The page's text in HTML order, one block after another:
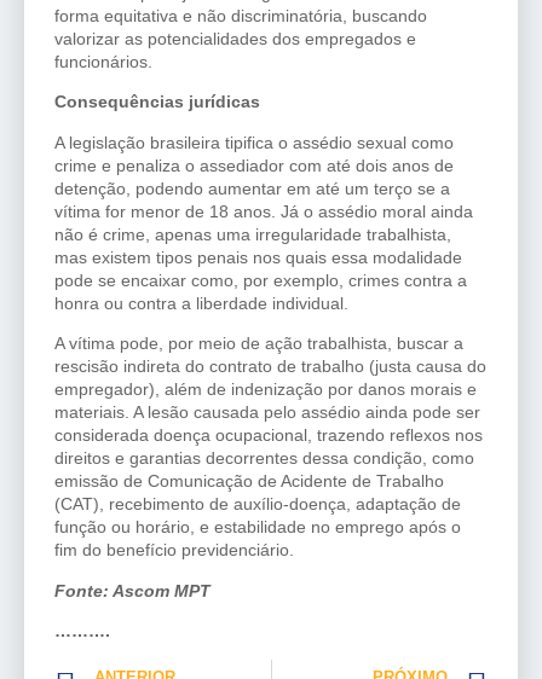
forma equitativa e não discriminatória, buscando
valorizar as potencialidades dos empregados e
funcionários.
Consequências jurídicas
A legislação brasileira tipifica o assédio sexual como
crime e penaliza o assediador com até dois anos de
detenção, podendo aumentar em até um terço se a
vítima for menor de 18 anos. Já o assédio moral ainda
não é crime, apenas uma irregularidade trabalhista,
mas existem tipos penais nos quais essa modalidade
pode se encaixar como, por exemplo, crimes contra a
honra ou contra a liberdade individual.
A vítima pode, por meio de ação trabalhista, buscar a
rescisão indireta do contrato de trabalho (justa causa do
empregador), além de indenização por danos morais e
materiais. A lesão causada pelo assédio ainda pode ser
considerada doença ocupacional, trazendo reflexos nos
direitos e garantias decorrentes dessa condição, como
emissão de Comunicação de Acidente de Trabalho
(CAT), recebimento de auxílio-doença, adaptação de
função ou horário, e estabilidade no emprego após o
fim do benefício previdenciário.
Fonte: Ascom MPT
……….